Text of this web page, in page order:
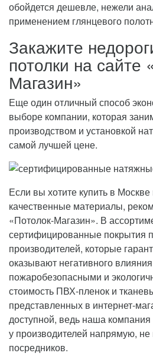
обойдется дешевле, нежели
применением глянцевого
Закажите
потолки на сайте
Магазин»
Еще один отличный способ
выборе компании, которая
производством и установкой
самой лучшей цене.
Если вы хотите купить в
качественные материалы,
«Потолок-Магазин». В
сертифицированные покрытия
производителей, которые
оказывают негативного
пожаробезопасными и
стоимость ПВХ-пленок и
представленных в интернет-
доступной, ведь наша
у производителей напрямую, не
посредников.